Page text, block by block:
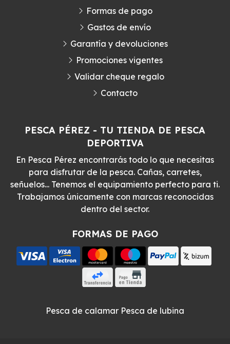
PESCA PÉREZ - TU TIENDA DE PESCA
DEPORTIVA
En Pesca Pérez encontrarás todo lo que necesitas
para disfrutar de la pesca. Cañas, carretes,
señuelos... Tenemos el equipamiento perfecto para ti.
Trabajamos únicamente con marcas reconocidas
dentro del sector.
FORMAS DE PAGO
Formas de pago
Gastos de envío
Garantía y devoluciones
Promociones vigentes
Validar cheque regalo
Contacto
Pesca de calamar Pesca de lubina